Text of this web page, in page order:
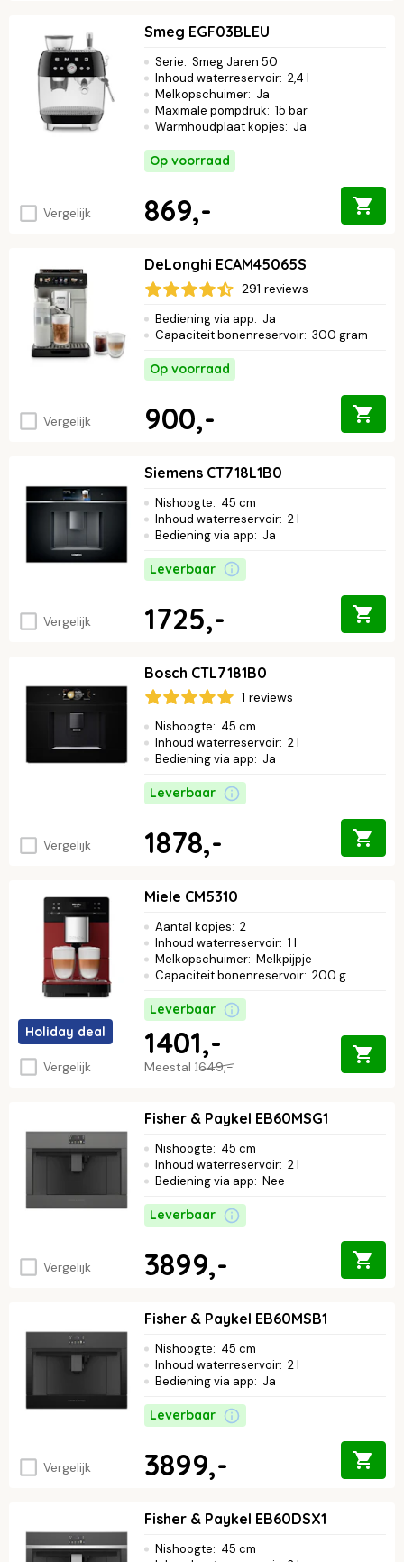
Vergelijk
Smeg EGF03BLEU
Serie: Smeg Jaren 50
Inhoud waterreservoir: 2,4 l
Melkopschuimer: Ja
Maximale pompdruk: 15 bar
Warmhoudplaat kopjes: Ja
Op voorraad
869,-
Vergelijk
DeLonghi ECAM45065S
291 reviews
Bediening via app: Ja
Capaciteit bonenreservoir: 300 gram
Op voorraad
900,-
Vergelijk
Siemens CT718L1B0
Nishoogte: 45 cm
Inhoud waterreservoir: 2 l
Bediening via app: Ja
Leverbaar
1725,-
Vergelijk
Bosch CTL7181B0
1 reviews
Nishoogte: 45 cm
Inhoud waterreservoir: 2 l
Bediening via app: Ja
Leverbaar
1878,-
Holiday deal
Vergelijk
Miele CM5310
Aantal kopjes: 2
Inhoud waterreservoir: 1 l
Melkopschuimer: Melkpijpje
Capaciteit bonenreservoir: 200 g
Leverbaar
Meestal 1649,-
1401,-
Vergelijk
Fisher & Paykel EB60MSG1
Nishoogte: 45 cm
Inhoud waterreservoir: 2 l
Bediening via app: Nee
Leverbaar
3899,-
Vergelijk
Fisher & Paykel EB60MSB1
Nishoogte: 45 cm
Inhoud waterreservoir: 2 l
Bediening via app: Ja
Leverbaar
3899,-
Fisher & Paykel EB60DSX1
Nishoogte: 45 cm